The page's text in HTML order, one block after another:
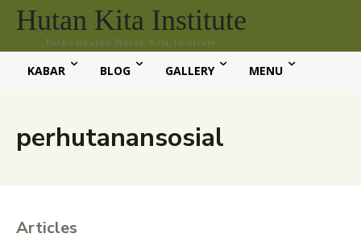
Hutan Kita Institute
Perkumpulan Hutan Kita Institute
KABAR BLOG GALLERY MENU
perhutanansosial
Articles